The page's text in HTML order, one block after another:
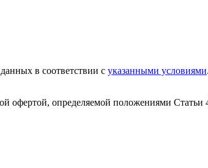
в соответствии с указанными условиями.
офертой, определяемой положениями